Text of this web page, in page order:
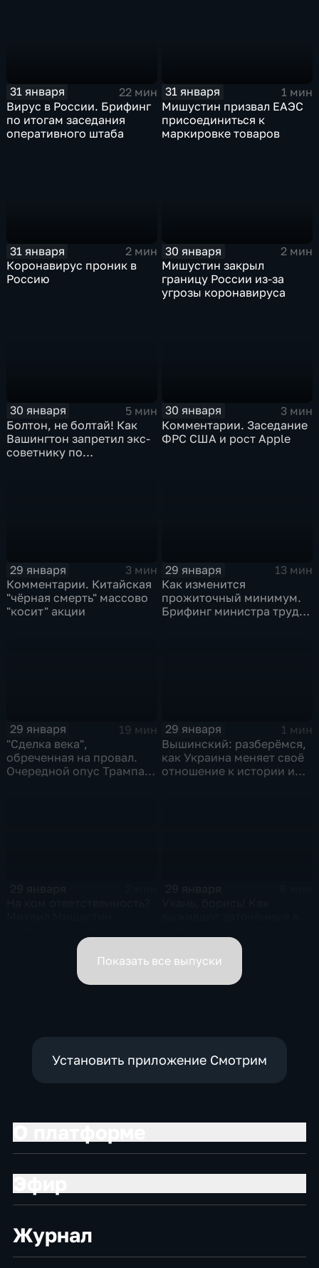
31 января
22 мин
Вирус в России. Брифинг
по итогам заседания
оперативного штаба
31 января
1 мин
Мишустин призвал ЕАЭС
присоединиться к
маркировке товаров
31 января
2 мин
Коронавирус проник в
Россию
30 января
2 мин
Мишустин закрыл
границу России из-за
угрозы коронавируса
30 января
5 мин
Болтон, не болтай! Как
Вашингтон запретил экс-
советнику по
30 января
3 мин
Комментарии. Заседание
ФРС США и рост Apple
29 января
3 мин
Комментарии. Китайская
"чёрная смерть" массово
"косит" акции
29 января
13 мин
Как изменится
прожиточный минимум.
Брифинг министра труда
29 января
19 мин
"Сделка века",
обреченная на провал.
Очередной опус Трампа.
29 января
1 мин
Вышинский: разберёмся,
как Украина меняет своё
отношение к истории и
вице-премьеров
Показать все выпуски
Установить приложение Смотрим
Журнал